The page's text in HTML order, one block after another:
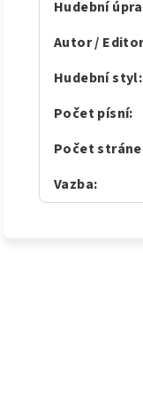
Hudební
Autor /
Hudební styl:
Počet písní:
Počet
Vazba: